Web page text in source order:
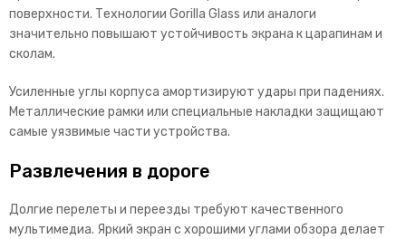
поверхности. Технологии Gorilla Glass или аналоги
значительно повышают устойчивость экрана к царапинам и
сколам.
Усиленные углы корпуса амортизируют удары при падениях.
Металлические рамки или специальные накладки защищают
самые уязвимые части устройства.
Развлечения в дороге
Долгие перелеты и переезды требуют качественного
мультимедиа. Яркий экран с хорошими углами обзора делает